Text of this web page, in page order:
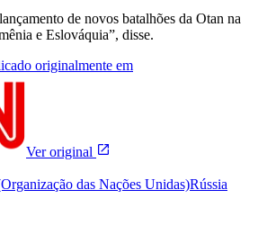
de novos batalhões da Otan na
e Eslováquia”, disse.
originalmente em
Ver original
das Nações Unidas)Rússia